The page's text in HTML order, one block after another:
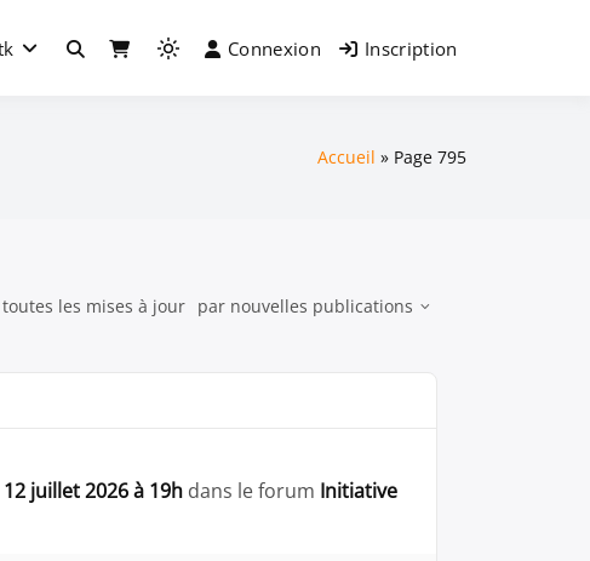
Light
Connexion Inscription
Accueil Page 795
toutes les mises à jour par nouvelles publications
juillet 2026 à 19h dans le forum Initiative